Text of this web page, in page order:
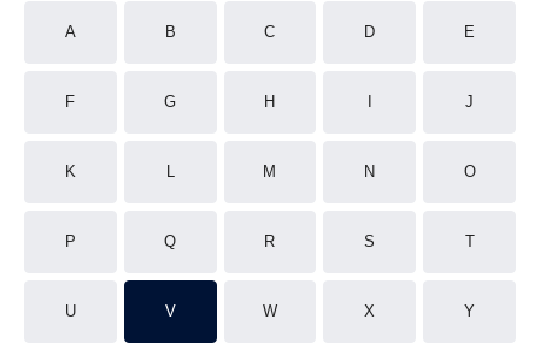
A B C D E
F G H J
K L M N O
P Q R S T
U V W X Y